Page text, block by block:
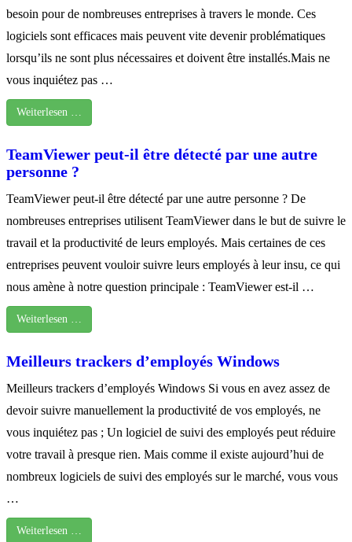
besoin pour de nombreuses entreprises à travers le monde. Ces
logiciels sont efficaces mais peuvent vite devenir problématiques
lorsqu’ils ne sont plus nécessaires et doivent être installés.Mais ne
vous inquiétez pas …
Weiterlesen …
TeamViewer peut-il être détecté par une autre
personne ?
TeamViewer peut-il être détecté par une autre personne ? De
nombreuses entreprises utilisent TeamViewer dans le but de suivre le
travail et la productivité de leurs employés. Mais certaines de ces
entreprises peuvent vouloir suivre leurs employés à leur insu, ce qui
nous amène à notre question principale : TeamViewer est-il …
Weiterlesen …
Meilleurs trackers d’employés Windows
Meilleurs trackers d’employés Windows Si vous en avez assez de
devoir suivre manuellement la productivité de vos employés, ne
vous inquiétez pas ; Un logiciel de suivi des employés peut réduire
votre travail à presque rien. Mais comme il existe aujourd’hui de
nombreux logiciels de suivi des employés sur le marché, vous vous
…
Weiterlesen …